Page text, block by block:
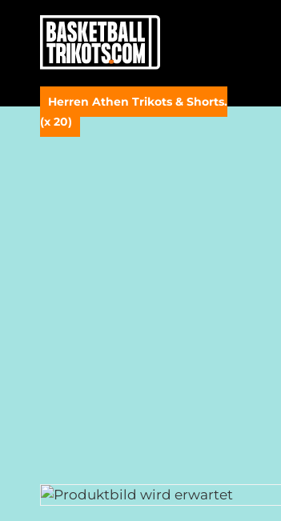
Herren Athen Trikots & Shorts.
(x 20)